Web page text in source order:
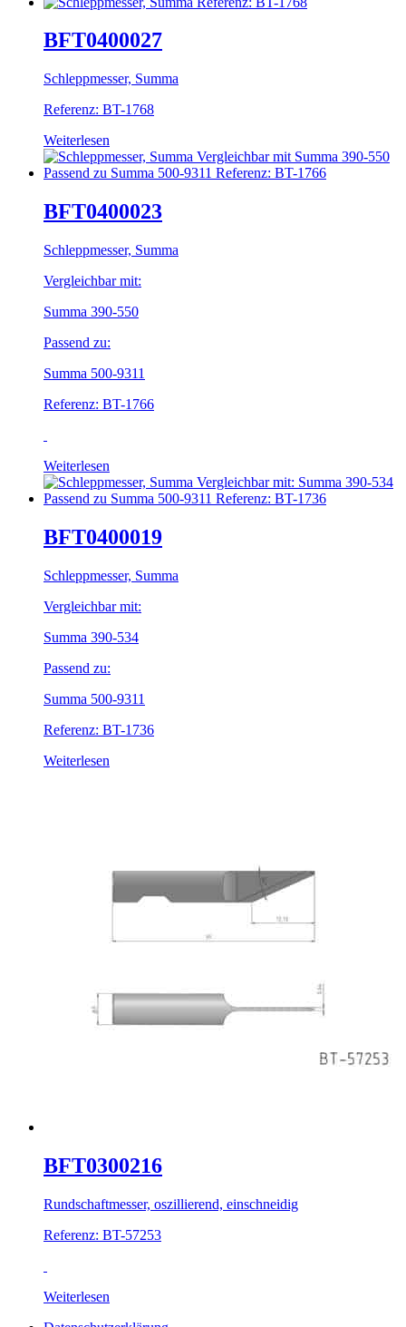
BFT0400027
Schleppmesser, Summa
Referenz: BT-1768
Weiterlesen
BFT0400023
Schleppmesser, Summa
Vergleichbar mit:
Summa 390-550
Passend zu:
Summa 500-9311
Referenz: BT-1766
Weiterlesen
BFT0400019
Schleppmesser, Summa
Vergleichbar mit:
Summa 390-534
Passend zu:
Summa 500-9311
Referenz: BT-1736
Weiterlesen
BFT0300216
Rundschaftmesser, oszillierend, einschneidig
Referenz: BT-57253
Weiterlesen